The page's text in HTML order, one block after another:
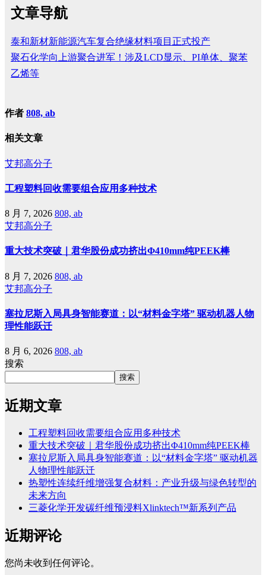
文章导航
泰和新材新能源汽车复合绝缘材料项目正式投产
聚石化学向上游聚合进军！涉及LCD显示、PI单体、聚苯
乙烯等
作者 808, ab
相关文章
艾邦高分子
工程塑料回收需要组合应用多种技术
8 月 7, 2026 808, ab
艾邦高分子
重大技术突破｜君华股份成功挤出Φ410mm纯PEEK棒
8 月 7, 2026 808, ab
艾邦高分子
塞拉尼斯入局具身智能赛道：以“材料金字塔” 驱动机器人物
理性能跃迁
8 月 6, 2026 808, ab
搜索
搜索
近期文章
工程塑料回收需要组合应用多种技术
重大技术突破｜君华股份成功挤出Φ410mm纯PEEK棒
塞拉尼斯入局具身智能赛道：以“材料金字塔” 驱动机器
人物理性能跃迁
热塑性连续纤维增强复合材料：产业升级与绿色转型的
未来方向
三菱化学开发碳纤维预浸料Xlinktech™新系列产品
近期评论
您尚未收到任何评论。